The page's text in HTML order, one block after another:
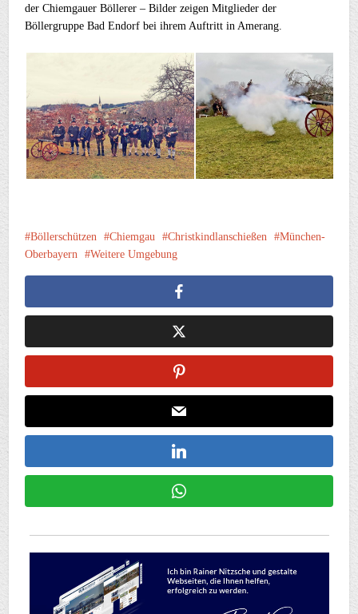
der Chiemgauer Böllerer – Bilder zeigen Mitglieder der
Böllergruppe Bad Endorf bei ihrem Auftritt in Amerang.
Böllerschützen Chiemgau Christkindlanschießen
München-
Oberbayern
Weitere Umgebung